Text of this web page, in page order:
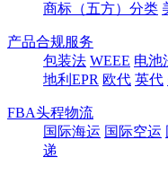
商标（五方）分类
产品合规服务
包装法 WEEE 电池
地利EPR 欧代 英代
FBA头程物流
国际海运 国际空运
递